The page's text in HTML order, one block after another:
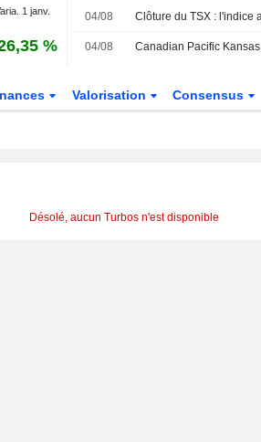
1 janv.
%
04/08
04/08
Valorisation Consensus
Désolé, aucun Turbos n'est disponible